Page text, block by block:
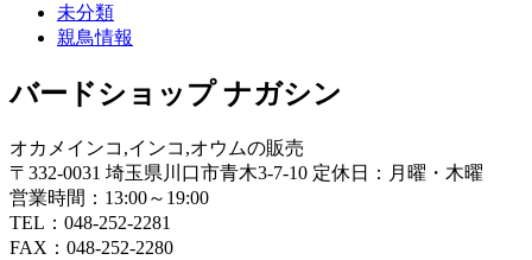
未分類
親鳥情報
バードショップ ナガシン
オカメインコ,インコ,オウムの販売
〒332-0031 埼玉県川口市青木3-7-10 定休日：月曜・木曜
営業時間：13:00～19:00
TEL：048-252-2281
FAX：048-252-2280